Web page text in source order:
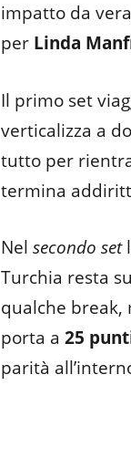
impatto da
per Linda
Il primo set
verticalizza a
tutto per
termina
Nel secondo set
Turchia resta
qualche break,
porta a 25
parità